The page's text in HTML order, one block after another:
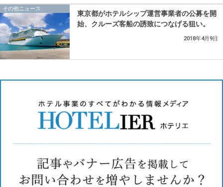
その他ニュース
東京都がホテルシップ運営事業者の公募を開
始、クルーズ客船の誘致につなげる狙い。
2018年4月9日